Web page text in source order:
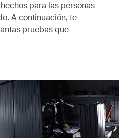
para las personas
A continuación, te
pruebas que